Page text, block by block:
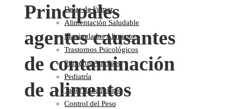
Manifiestos
Comunicados
En nuestra Web
Colaboraciones
Cartas al Director
Medios de Comunicación
Otros
Vídeos
Dejar de Fumar
Alimentación Saludable
Manipulador Alimentos
Trastornos Psicológicos
Primeros Auxilios
Pediatría
Taller Tabaquismo
Control del Peso
Principales
agentes causantes
de contaminación
de alimentos